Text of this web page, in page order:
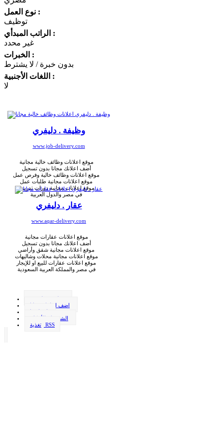
نوع العمل :
توظيف
الراتب المبدأي :
غير محدد
الخبرات :
بدون خبرة / لا يشترط
اللغات الأجنبية :
لا
وظيفة . دليفري
www.job-delivery.com
موقع اعلانات وظائف خالية مجانية
أضف اعلانك مجانا بدون تسجيل
موقع اعلانات وظائف خالية وفرص عمل
موقع اعلانات مجانية طلبات عمل
موقع اعلانات مجانية دورات تدريبية
في مصر والدول العربية
عقار . دليفري
www.aqar-delivery.com
موقع اعلانات عقارات مجانية
أضف اعلانك مجانا بدون تسجيل
موقع اعلانات مجانية شقق وأراضي
موقع اعلانات مجانية محلات وشاليهات
موقع اعلانات عقارات للبيع او للإيجار
في مصر والمملكة العربية السعودية
اضف اعلانك مجانا
الشروط والأحكام
تغذية RSS